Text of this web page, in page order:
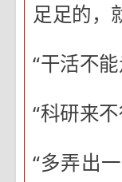
足足的，
“干活不
“科研来
“多弄出